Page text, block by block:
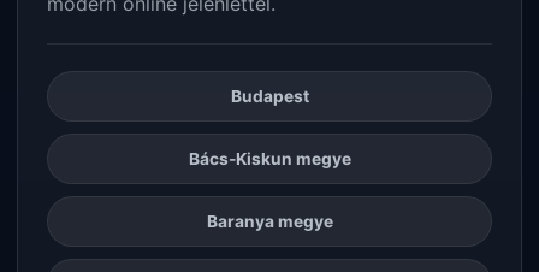
Budapest
Bács-Kiskun megye
Baranya megye